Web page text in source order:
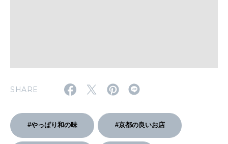
2026年7月号「鎌倉 ローカルが 教えてくれた 本当の歩き方。」
MAGAZINE MOOK
SHARE
#やっぱり和の味 #京都の良いお店